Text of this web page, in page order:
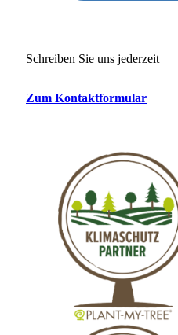
Schreiben Sie uns jederzeit
Zum Kontaktformular